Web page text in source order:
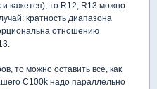
кажется), то R12, R13 можно
кратность диапазона
отношению
то можно оставить всё, как
C100k надо параллельно